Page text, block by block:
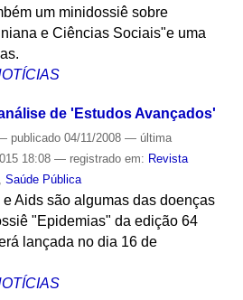
um minidossiê sobre
e Ciências Sociais"e uma
de 'Estudos Avançados'
publicado04/11/2008 — última
18:08 — registrado em: Revista
, Saúde Pública
Aids são algumas das doenças
"Epidemias" da edição 64
lançada no dia 16 de